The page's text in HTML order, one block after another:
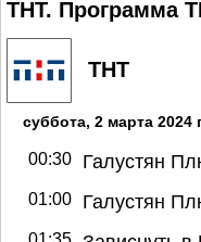
ТНТ. Программа
ТНТ
суббота, 2 марта 2024
00:30 Галустян
01:00 Галустян